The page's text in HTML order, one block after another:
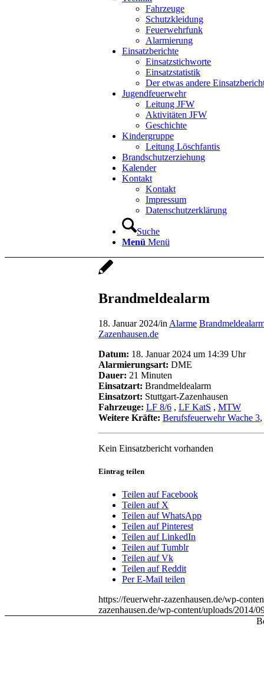
Fahrzeuge
Schutzkleidung
Feuerwehrfunk
Alarmierung
Einsatzberichte
Einsatzstichworte
Einsatzstatistik
Der etwas andere
Jugendfeuerwehr
Leitung JFW
Aktivitäten JFW
Geschichte
Kindergruppe
Leitung Löschfantis
Brandschutzerziehung
Kalender
Kontakt
Kontakt
Impressum
Datenschutzerklärung
Suche
Menü Menü
Brandmeldealarm
18. Januar 2024/in Alarme
Zazenhausen.de
Datum: 18. Januar 2024 um 14:39 Uhr
Alarmierungsart: DME
Dauer: 21 Minuten
Einsatzart: Brandmeldealarm
Einsatzort: Stuttgart-Zazenhausen
Fahrzeuge: LF 8/6 , LF KatS , MTW
Weitere Kräfte: Berufsfeuerwehr Wache 3,
Kein Einsatzbericht vorhanden
Eintrag teilen
Teilen auf Facebook
Teilen auf X
Teilen auf WhatsApp
Teilen auf Pinterest
Teilen auf LinkedIn
Teilen auf Tumblr
Teilen auf Vk
Teilen auf Reddit
Per E-Mail teilen
https://feuerwehr-zazenhausen.de/wp-
zazenhausen.de/wp-content/uploads/2014/